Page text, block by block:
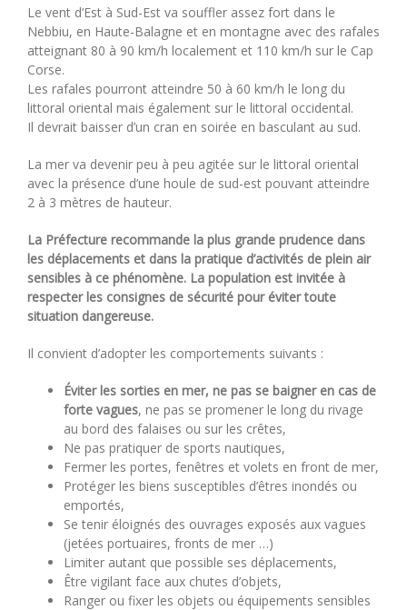
Le vent d’Est à Sud-Est va souffler assez fort dans le
Nebbiu, en Haute-Balagne et en montagne avec des rafales
atteignant 80 à 90 km/h localement et 110 km/h sur le Cap
Corse.
Les rafales pourront atteindre 50 à 60 km/h le long du
littoral oriental mais également sur le littoral occidental.
Il devrait baisser d’un cran en soirée en basculant au sud.
La mer va devenir peu à peu agitée sur le littoral oriental
avec la présence d’une houle de sud-est pouvant atteindre
2 à 3 mètres de hauteur.
La Préfecture recommande la plus grande prudence dans
les déplacements et dans la pratique d’activités de plein air
sensibles à ce phénomène. La population est invitée à
respecter les consignes de sécurité pour éviter toute
situation dangereuse.
Il convient d’adopter les comportements suivants :
Éviter les sorties en mer, ne pas se baigner en cas de
forte vagues, ne pas se promener le long du rivage
au bord des falaises ou sur les crêtes,
Ne pas pratiquer de sports nautiques,
Fermer les portes, fenêtres et volets en front de mer,
Protéger les biens susceptibles d’êtres inondés ou
emportés,
Se tenir éloignés des ouvrages exposés aux vagues
(jetées portuaires, fronts de mer …)
Limiter autant que possible ses déplacements,
Être vigilant face aux chutes d’objets,
Ranger ou fixer les objets ou équipements sensibles